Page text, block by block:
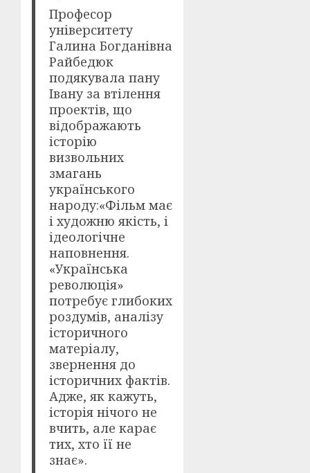
Професор
університету
Галина Богданівна
Райбедюк
подякувала пану
Івану за втілення
проектів, що
відображають
історію
визвольних
змагань
українського
народу:«Фільм має
і художню якість, і
ідеологічне
наповнення.
«Українська
революція»
потребує глибоких
роздумів, аналізу
історичного
матеріалу,
звернення до
історичних фактів.
Адже, як кажуть,
історія нічого не
вчить, але карає
тих, хто її не
знає».